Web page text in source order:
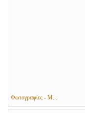
Φωτογραφίες - Μ...